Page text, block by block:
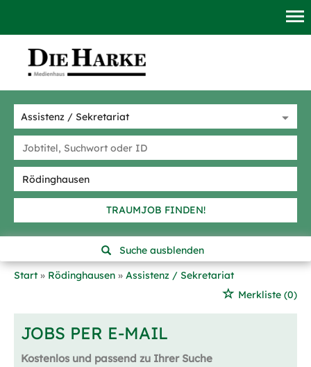
TRAUMJOB FINDEN!
Suche ausblenden
Start
Rödinghausen
Assistenz / Sekretariat
Merkliste (0)
JOBS PER E-MAIL
Kostenlos und passend zu Ihrer Suche